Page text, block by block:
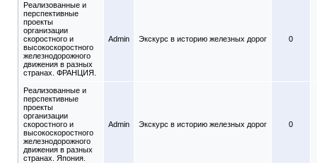
Реализованные и
перспективные
проекты
организации
скоростного и
высокоскоростного
железнодорожного
движения в разных
странах. ФРАНЦИЯ.
Admin Экскурс в историю железных дорог 0
Реализованные и
перспективные
проекты
организации
скоростного и
высокоскоростного
железнодорожного
движения в разных
странах. Япония.
Admin Экскурс в историю железных дорог 0